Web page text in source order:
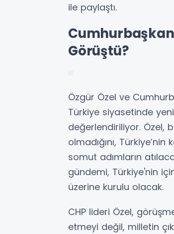
ile paylaştı.
Görüştü?
Özgür Özel ve
Türkiye siyasetinde
değerlendiriliyor. Özel,
olmadığını,
somut adımların
gündemi, Türkiye'nin
üzerine kurulu olacak.
CHP lideri Özel,
etmeyi değil, milletin